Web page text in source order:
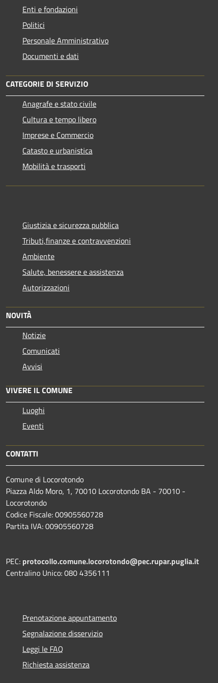
Enti e fondazioni
Politici
Personale Amministrativo
Documenti e dati
CATEGORIE DI SERVIZIO
Anagrafe e stato civile
Cultura e tempo libero
Imprese e Commercio
Catasto e urbanistica
Mobilità e trasporti
Giustizia e sicurezza pubblica
Tributi,finanze e contravvenzioni
Ambiente
Salute, benessere e assistenza
Autorizzazioni
NOVITÀ
Notizie
Comunicati
Avvisi
VIVERE IL COMUNE
Luoghi
Eventi
CONTATTI
Comune di Locorotondo
Piazza Aldo Moro, 1, 70010 Locorotondo BA - 70010 -
Locorotondo
Codice Fiscale: 00905560728
Partita IVA: 00905560728
PEC: protocollo.comune.locorotondo@pec.rupar.puglia.it
Centralino Unico: 080 4356111
Prenotazione appuntamento
Segnalazione disservizio
Leggi le FAQ
Richiesta assistenza